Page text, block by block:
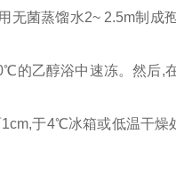
用无菌蒸馏水2~ 2.5m制成
℃的乙醇浴中速冻。然后,
1cm,于4℃冰箱或低温干燥